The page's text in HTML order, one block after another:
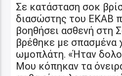
Σε κατάσταση σοκ
διασώστης του ΕΚΑΒ
βοηθήσει ασθενή στη
βρέθηκε με σπασμένα
ωμοπλάτη. «Ήταν
Μου κόπηκαν τα